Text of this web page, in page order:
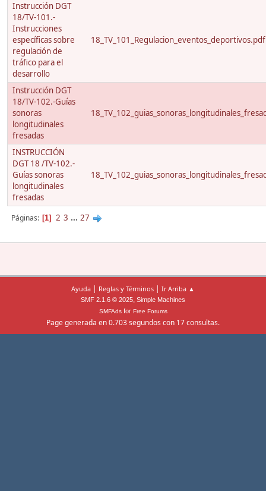
Instrucción DGT
18/TV-101.-
Instrucciones
específicas sobre
regulación de
tráfico para el
desarrollo
18_TV_101_Regulacion_eventos_deportivos.pdf
Instrucción DGT
18/TV-102.-Guías
sonoras
longitudinales
fresadas
INSTRUCCIÓN
DGT 18 /TV-102.-
Guías sonoras
longitudinales
fresadas
Páginas 1 2 3 ... 27
Ayuda | Reglas y Términos | Ir Arriba ▲
SMF 2.1.6 © 2025, Simple Machines
SMFAdsfor Free Forums
Page generada en 0.703 segundos con 17 consultas.